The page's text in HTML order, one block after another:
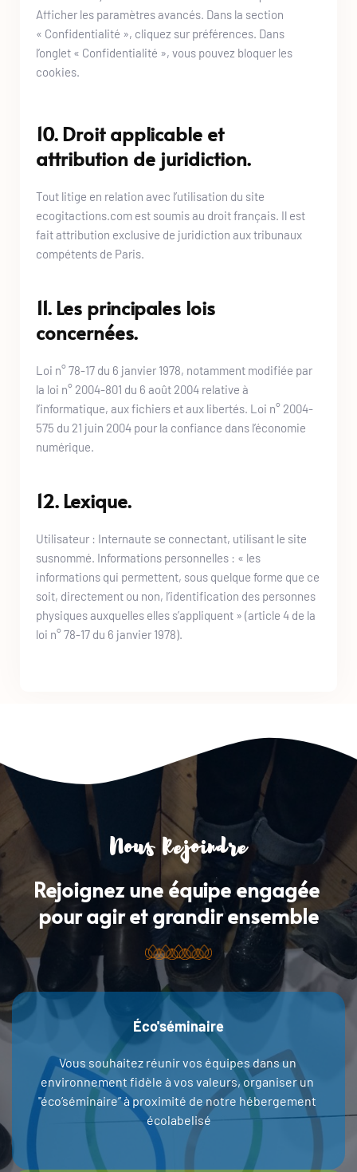
Afficher les paramètres avancés. Dans la section
« Confidentialité », cliquez sur préférences. Dans
l’onglet « Confidentialité », vous pouvez bloquer les
cookies.
10. Droit applicable et
attribution de juridiction.
ecogitactions.com est soumis au droit français. Il est
fait attribution exclusive de juridiction aux tribunaux
compétents de Paris.
11. Les principales lois
concernées.
Loi n° 78-17 du 6 janvier 1978, notamment modifiée par
la loi n° 2004-801 du 6 août 2004 relative à
l’informatique, aux fichiers et aux libertés. Loi n° 2004-
575 du 21 juin 2004 pour la confiance dans l’économie
numérique.
12. Lexique.
Utilisateur : Internaute se connectant, utilisant le site
susnommé. Informations personnelles : « les
informations qui permettent, sous quelque forme que ce
soit, directement ou non, l’identification des personnes
physiques auxquelles elles s’appliquent » (article 4 de la
loi n° 78-17 du 6 janvier 1978).
Nous Rejoindre
Rejoignez une équipe engagée
pour agir et grandir ensemble
Éco'séminaire
Vous souhaitez réunir vos équipes dans un
environnement fidèle à vos valeurs, organiser un
"éco’séminaire” à proximité de notre hébergement
écolabelisé